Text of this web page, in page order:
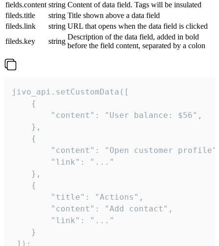
fields.content string Content of data field. Tags will be insulated
fileds.title
string Title shown above a data field
fileds.link
string URL that opens when the data field is clicked
fileds.key
string
Description of the data field, added in bold
before the field content, separated by a colon
jivo_api.setCustomData([
    {
        "content": "User balance: $56",
    },
    {
"content": "Open customer
        "link": "..."
    },
    {
        "title": "Actions",
        "content": "Add contact",
        "link": "..."
    }
]);